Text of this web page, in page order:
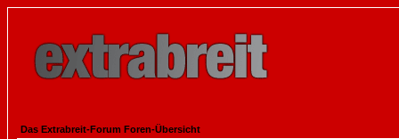
Das Extrabreit-Forum Foren-Übersicht